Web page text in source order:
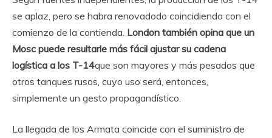
se aplaz, pero se habra renovadodo coincidiendo con el
comienzo de la contienda. London también opina que un
Mosc puede resultarle más fácil ajustar su cadena
logística a los T-14que son mayores y más pesados ​​​​que
otros tanques rusos, cuyo uso será, entonces,
simplemente un gesto propagandístico.
La llegada de los Armata coincide con el suministro de